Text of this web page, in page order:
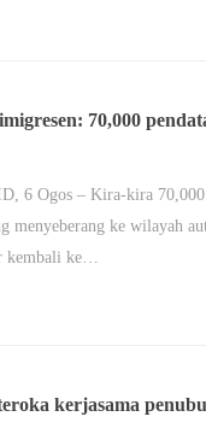
70,000
6 Ogos – Kira-kira 70,000
menyeberang ke wilayah
kembali ke…
kerjasama